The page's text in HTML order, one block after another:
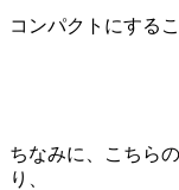
コンパクトにする
ちなみに、こちら
り、